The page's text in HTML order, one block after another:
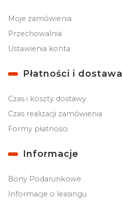
Moje zamówienia
Przechowalnia
Ustawienia konta
Płatności i dostawa
Czas i koszty dostawy
Czas realizacji zamówienia
Formy płatności
Informacje
Bony Podarunkowe
Informacje o leasingu